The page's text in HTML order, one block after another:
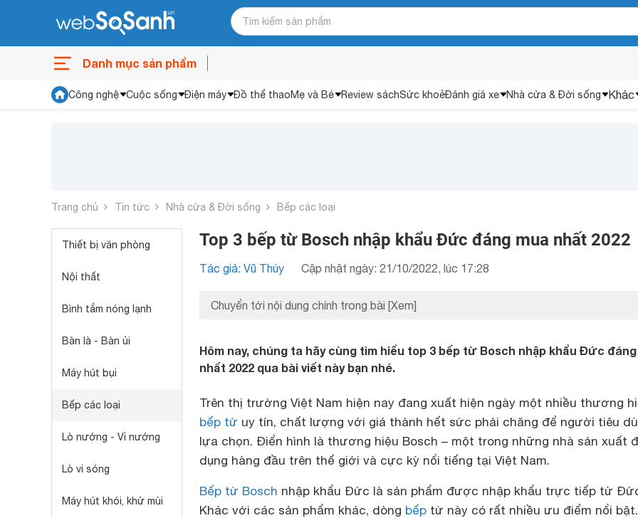
Danh mục sản phẩm
Công nghệ Cuộc sống Điện máy Đồ thể thaoMẹ và Bé Review sáchSức khoẻĐánh giá xe Nhà cửa & Đời sống Khác
Trang chủ Tin tức Nhà cửa & Đời sống Bếp các loại
Thiết bị văn phòng
Nội thất
Bình tắm nóng lạnh
Bàn là - Bàn ủi
Máy hút bụi
Bếp các loại
Lò nướng - Vỉ nướng
Lò vi sóng
Máy hút khói, khử mùi
Top 3 bếp từ Bosch nhập khẩu Đức đáng mua nhất 2022
Tác giả: Vũ Thúy Cập nhật ngày: 21/10/2022, lúc 17:28
Chuyển tới nội dung chính trong bài [Xem]
Hôm nay, chúng ta hãy cùng tìm hiểu top 3 bếp từ Bosch nhập khẩu Đức
nhất 2022 qua bài viết này bạn nhé.
Trên thị trường Việt Nam hiện nay đang xuất hiện ngày một nhiều thương
bếp từ uy tín, chất lượng với giá thành hết sức phải chăng để người tiêu
lựa chọn. Điển hình là thương hiệu Bosch – một trong những nhà sản xuất
dụng hàng đầu trên thế giới và cực kỳ nổi tiếng tại Việt Nam.
Bếp từ Bosch nhập khẩu Đức là sản phẩm được nhập khẩu trực tiếp từ
Khác với các sản phẩm khác, dòng bếp từ này có rất nhiều ưu điểm nổi